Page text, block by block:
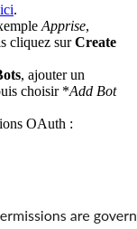
.
Apprise,
cliquez surCreate
, ajouter un
choisir *Add Bot
OAuth :